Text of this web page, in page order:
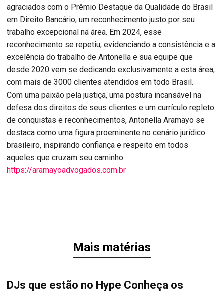
agraciados com o Prêmio Destaque da Qualidade do Brasil
em Direito Bancário, um reconhecimento justo por seu
trabalho excepcional na área. Em 2024, esse
reconhecimento se repetiu, evidenciando a consistência e a
excelência do trabalho de Antonella e sua equipe que
desde 2020 vem se dedicando exclusivamente a esta área,
com mais de 3000 clientes atendidos em todo Brasil.
Com uma paixão pela justiça, uma postura incansável na
defesa dos direitos de seus clientes e um currículo repleto
de conquistas e reconhecimentos, Antonella Aramayo se
destaca como uma figura proeminente no cenário jurídico
brasileiro, inspirando confiança e respeito em todos
aqueles que cruzam seu caminho.
https://aramayoadvogados.com.br
Mais matérias
DJs que estão no Hype Conheça os